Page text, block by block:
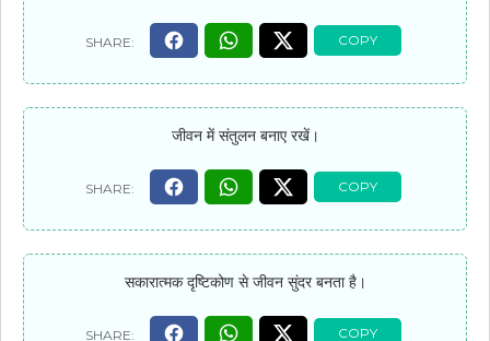
जीवन में संतुलन बनाए रखें।
सकारात्मक दृष्टिकोण से जीवन सुंदर बनता है।